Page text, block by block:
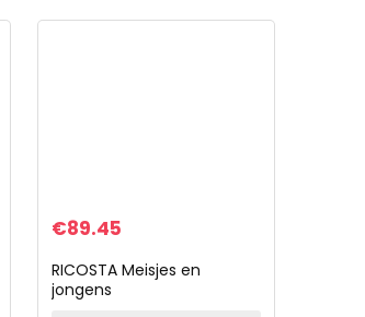
€89.45
RICOSTA Meisjes en
jongens